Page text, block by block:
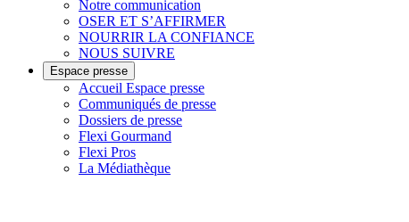
Notre communication
OSER ET S’AFFIRMER
NOURRIR LA CONFIANCE
NOUS SUIVRE
Espace presse
Accueil Espace presse
Communiqués de presse
Dossiers de presse
Flexi Gourmand
Flexi Pros
La Médiathèque